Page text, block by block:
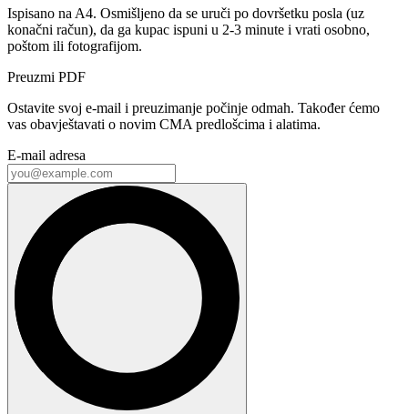
Ispisano na A4. Osmišljeno da se uruči po dovršetku posla (uz
konačni račun), da ga kupac ispuni u 2-3 minute i vrati osobno,
poštom ili fotografijom.
Preuzmi PDF
Ostavite svoj e-mail i preuzimanje počinje odmah. Također ćemo
vas obavještavati o novim CMA predlošcima i alatima.
E-mail adresa